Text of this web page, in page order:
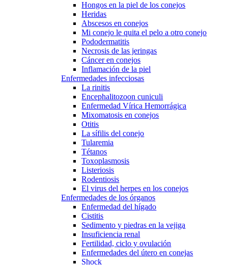
Hongos en la piel de los conejos
Heridas
Abscesos en conejos
Mi conejo le quita el pelo a otro conejo
Pododermatitis
Necrosis de las jeringas
Cáncer en conejos
Inflamación de la piel
Enfermedades infecciosas
La rinitis
Encephalitozoon cuniculi
Enfermedad Vírica Hemorrágica
Mixomatosis en conejos
Otitis
La sífilis del conejo
Tularemia
Tétanos
Toxoplasmosis
Listeriosis
Rodentiosis
El virus del herpes en los conejos
Enfermedades de los órganos
Enfermedad del hígado
Cistitis
Sedimento y piedras en la vejiga
Insuficiencia renal
Fertilidad, ciclo y ovulación
Enfermedades del útero en conejas
Shock